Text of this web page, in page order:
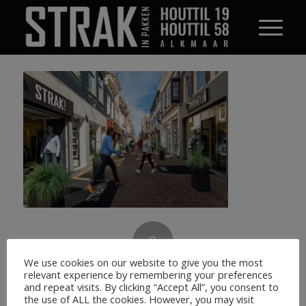
0
ANTWOORDEN
Plaats een Reactie
We use cookies on our website to give you the most
relevant experience by remembering your preferences
and repeat visits. By clicking “Accept All”, you consent to
the use of ALL the cookies. However, you may visit